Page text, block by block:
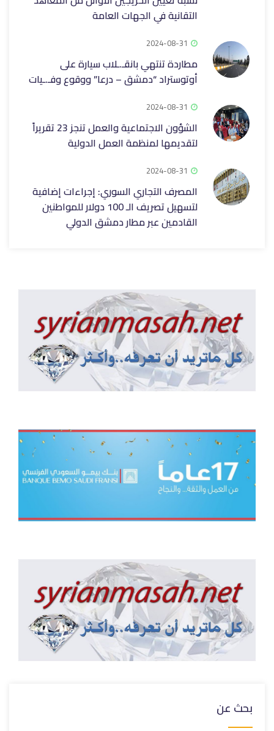
التقانية في الجهات العامة
2024-08-31
مطاردة تنتهي بانقـ.ـلاب سيارة على
أوتوستراد “دمشق – درعا” ووقوع وفـ.ـيات
2024-08-31
الشؤون الاجتماعية والعمل تنجز 23 تقريراً
لتقديمها لمنظمة العمل الدولية
2024-08-31
المصرف التجاري السوري: إجراءات إضافية
لتسهيل تصريف الـ 100 دولار للمواطنين
القادمين عبر مطار دمشق الدولي
بحث عن